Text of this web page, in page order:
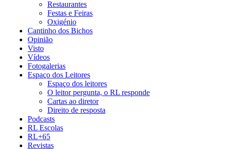
Restaurantes
Festas e Feiras
Oxigénio
Cantinho dos Bichos
Opinião
Visto
Vídeos
Fotogalerias
Espaço dos Leitores
Espaço dos leitores
O leitor pergunta, o RL responde
Cartas ao diretor
Direito de resposta
Podcasts
RL Escolas
RL+65
Revistas